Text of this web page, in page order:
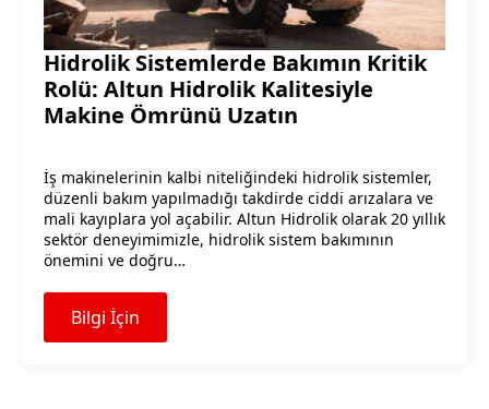
Hidrolik Sistemlerde Bakımın Kritik
Rolü: Altun Hidrolik Kalitesiyle
Makine Ömrünü Uzatın
İş makinelerinin kalbi niteliğindeki hidrolik sistemler,
düzenli bakım yapılmadığı takdirde ciddi arızalara ve
mali kayıplara yol açabilir. Altun Hidrolik olarak 20 yıllık
sektör deneyimimizle, hidrolik sistem bakımının
önemini ve doğru…
Bilgi İçin